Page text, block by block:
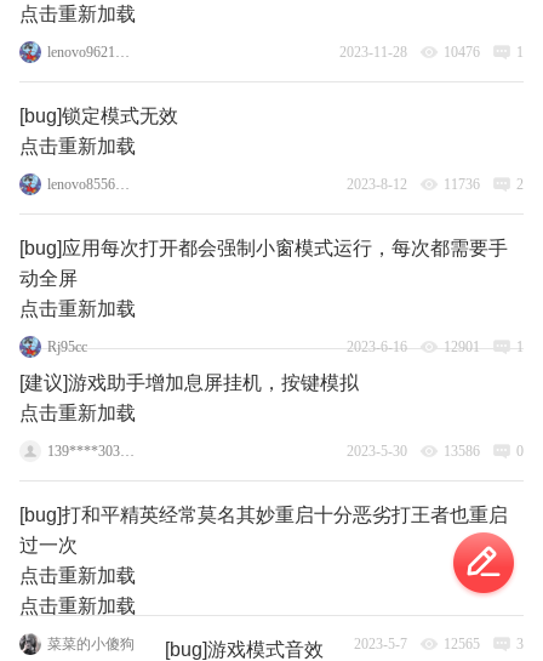
点击重新加载
lenovo96217603 2023-11-28 10476 1
[bug]锁定模式无效
点击重新加载
lenovo85567781 2023-8-12 11736 2
[bug]应用每次打开都会强制小窗模式运行，每次都需要手
动全屏
点击重新加载
Rj95cc 2023-6-16 12901 1
[建议]游戏助手增加息屏挂机，按键模拟
点击重新加载
139****3031_1 2023-5-30 13586 0
[bug]打和平精英经常莫名其妙重启十分恶劣打王者也重启
过一次
点击重新加载
点击重新加载
菜菜的小傻狗 2023-5-7 12565 3
[bug]游戏模式音效